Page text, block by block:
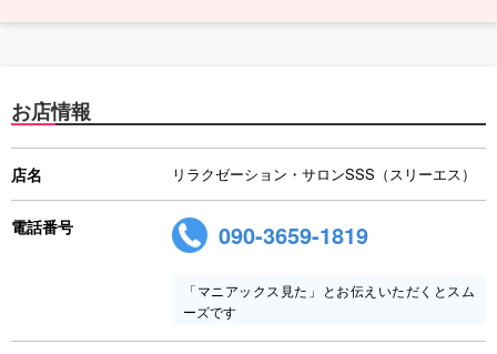
お店情報
店名 リラクゼーション・サロンSSS（スリーエス）
電話番号 090-3659-1819
「マニアックス見た」とお伝えいただくとスム
ーズです